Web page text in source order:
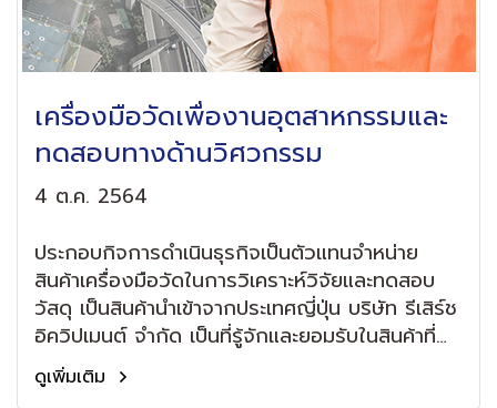
เครื่องมือวัดเพื่องานอุตสาหกรรมและ
ทดสอบทางด้านวิศวกรรม
4 ต.ค. 2564
ประกอบกิจการดำเนินธุรกิจเป็นตัวแทนจำหน่าย
สินค้าเครื่องมือวัดในการวิเคราะห์วิจัยและทดสอบ
วัสดุ เป็นสินค้านำเข้าจากประเทศญี่ปุ่น บริษัท รีเสิร์ช
อิควิปเมนต์ จำกัด เป็นที่รู้จักและยอมรับในสินค้าที่
จำหน่ายให้กับลูกค้าที่มีอยู่ใน หน่วยงานราชการ
สถาบันการศึกษา และ บริษัทเอกชน ทั่วประเทศ
ดูเพิ่มเติม